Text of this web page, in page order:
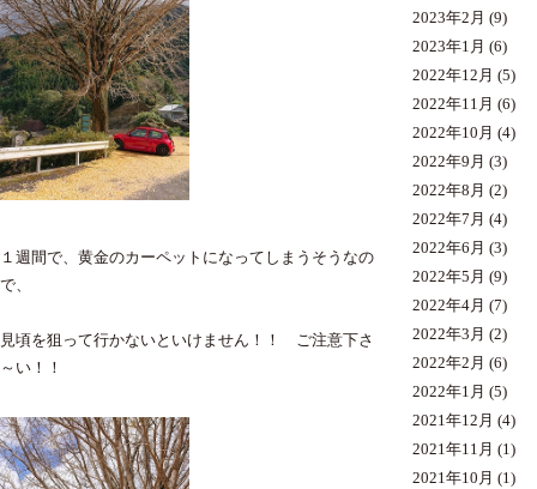
１週間で、黄金のカーペットになってしまうそうなの
で、
見頃を狙って行かないといけません！！ ご注意下さ
～い！！
2023年2月 (9)
2023年1月 (6)
2022年12月 (5)
2022年11月 (6)
2022年10月 (4)
2022年9月 (3)
2022年8月 (2)
2022年7月 (4)
2022年6月 (3)
2022年5月 (9)
2022年4月 (7)
2022年3月 (2)
2022年2月 (6)
2022年1月 (5)
2021年12月 (4)
2021年11月 (1)
2021年10月 (1)